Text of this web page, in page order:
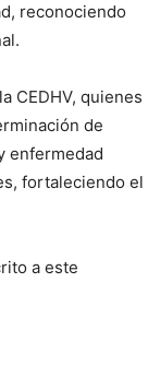
reconociendo
CEDHV, quienes
de
enfermedad
fortaleciendo el
a este